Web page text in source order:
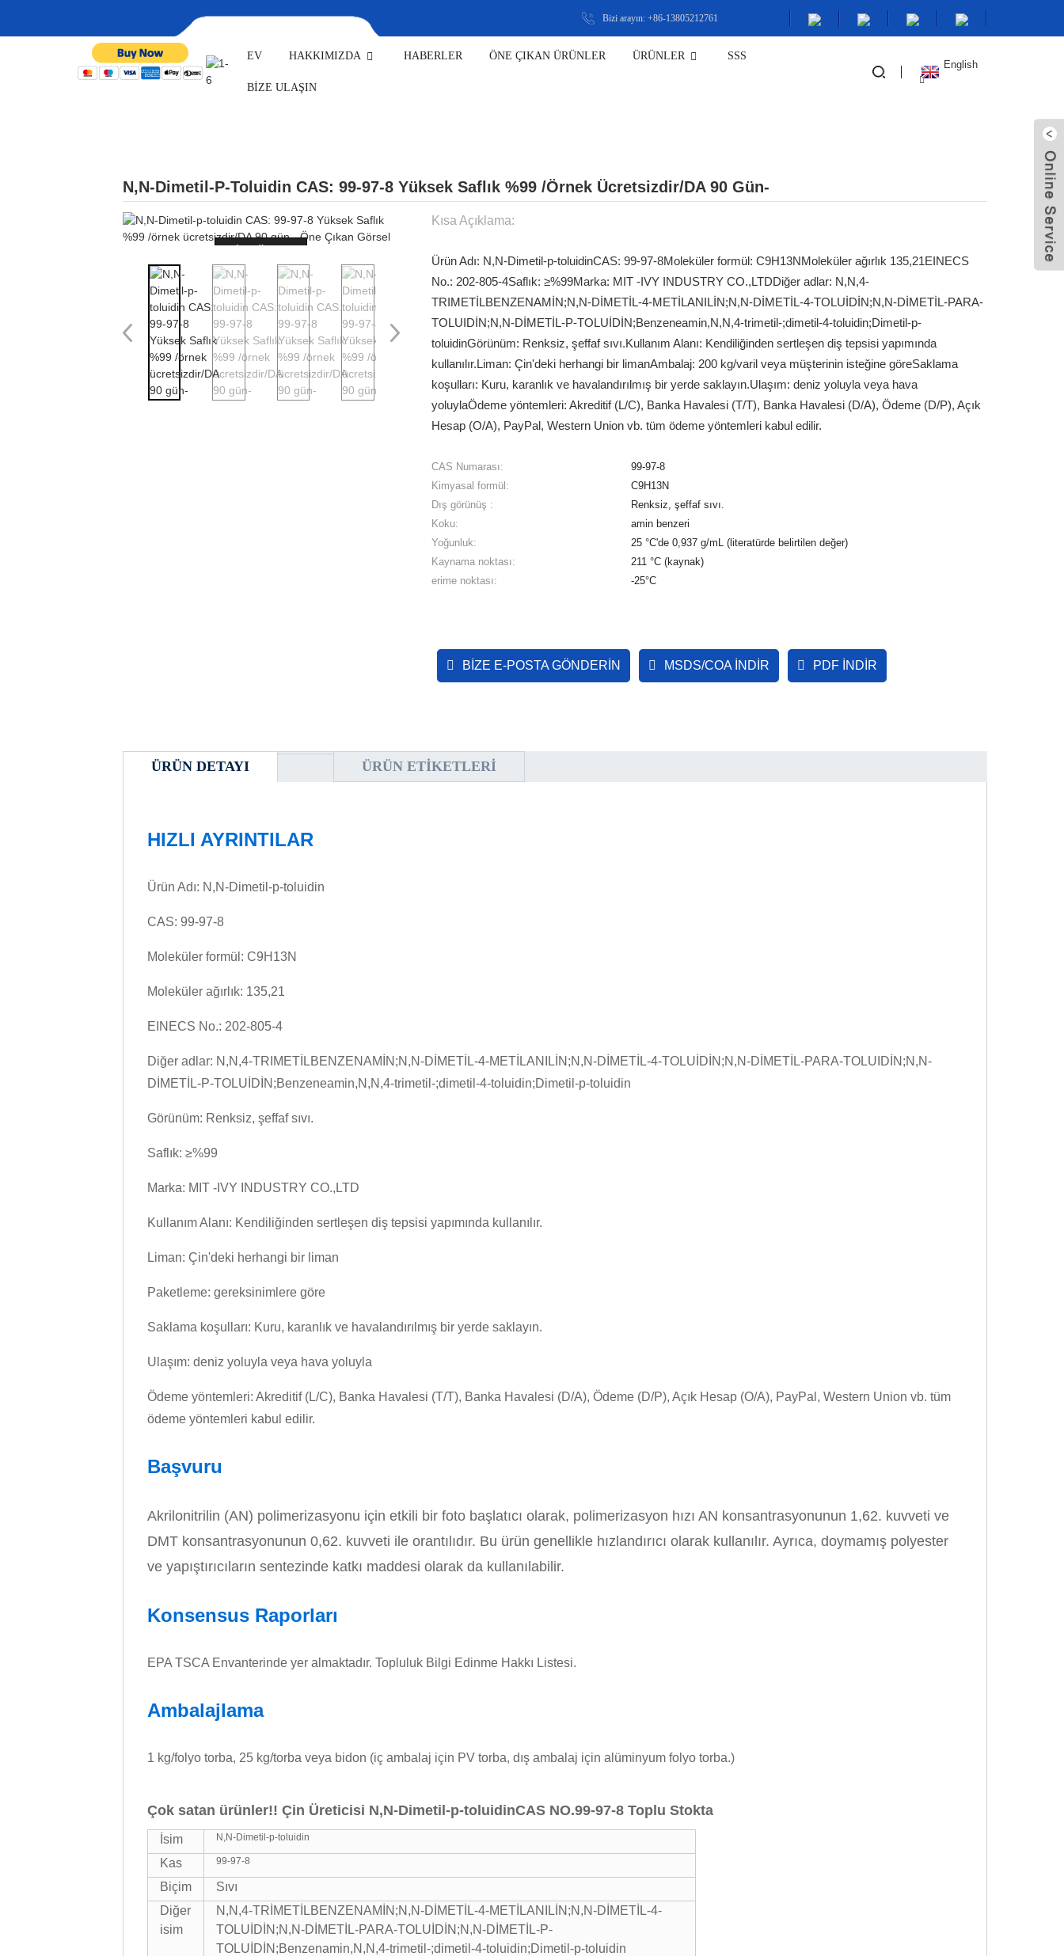
Bizi arayın: +86-13805212761
EV HAKKIMIZDA HABERLER ÖNE ÇIKAN ÜRÜNLER ÜRÜNLER SSS
BİZE ULAŞIN
English
ÜRÜNLER İLAÇ ARA MADDELERI
N,N-Dimetil-P-Toluidin CAS: 99-97-8 Yüksek Saflık %99 /örnek Ücretsizdir/DA 90 Gün-
Loading...
Kısa Açıklama:
Ürün Adı: N,N-Dimetil-p-toluidinCAS: 99-97-8Moleküler formül: C9H13N Moleküler ağırlık 135,21EINECS
No.: 202-805-4Saflık: ≥%99Marka: MIT -IVY INDUSTRY CO.,LTDDiğer adlar: N,N,4-
TRIMETİLBENZENAMİN;N,N-DİMETİL-4-METİLANILİN;N,N-DİMETİL-4-TOLUİDİN;N,N-DİMETİL-PARA-
TOLUIDİN;N,N-DİMETİL-P-TOLUİDİN;Benzeneamin,N,N,4-trimetil-;dimetil-4-toluidin;Dimetil-p-
toluidinGörünüm: Renksiz, şeffaf sıvı.Kullanım Alanı: Kendiliğinden sertleşen diş tepsisi yapımında
kullanılır. Liman: Çin'deki herhangi bir limanAmbalaj: 200 kg/varil veya müşterinin isteğine göreSaklama
koşulları: Kuru, karanlık ve havalandırılmış bir yerde saklayın.Ulaşım: deniz yoluyla veya hava
yoluylaÖdeme yöntemleri: Akreditif (L/C), Banka Havalesi (T/T), Banka Havalesi (D/A), Ödeme (D/P), Açık
Hesap (O/A), PayPal, Western Union vb. tüm ödeme yöntemleri kabul edilir.
CAS Numarası:
99-97-8
Kimyasal formül:
C9H13N
Dış görünüş :
Renksiz, şeffaf sıvı.
Koku:
amin benzeri
Yoğunluk:
25 °C'de 0,937 g/mL (literatürde belirtilen değer)
Kaynama noktası:
211 °C (kaynak)
erime noktası:
-25°C
BIZE E-POSTA GÖNDERIN MSDS/COA İNDIR PDF İNDIR
ÜRÜN DETAYI ÜRÜN ETIKETLERI
HIZLI AYRINTILAR
Ürün Adı: N,N-Dimetil-p-toluidin
CAS: 99-97-8
Moleküler formül: C9H13N
Moleküler ağırlık: 135,21
EINECS No.: 202-805-4
Diğer adlar: N,N,4-TRIMETİLBENZENAMİN;N,N-DİMETİL-4-METİLANILİN;N,N-DİMETİL-4-TOLUİDİN;N,N-DİMETİL-PARA-TOLUIDİN;N,N-
DİMETİL-P-TOLUİDİN;Benzeneamin,N,N,4-trimetil-;dimetil-4-toluidin;Dimetil-p-toluidin
Görünüm: Renksiz, şeffaf sıvı.
Saflık: ≥%99
Marka: MIT -IVY INDUSTRY CO.,LTD
Kullanım Alanı: Kendiliğinden sertleşen diş tepsisi yapımında kullanılır.
Liman: Çin'deki herhangi bir liman
Paketleme: gereksinimlere göre
Saklama koşulları: Kuru, karanlık ve havalandırılmış bir yerde saklayın.
Ulaşım: deniz yoluyla veya hava yoluyla
Ödeme yöntemleri: Akreditif (L/C), Banka Havalesi (T/T), Banka Havalesi (D/A), Ödeme (D/P), Açık Hesap (O/A), PayPal, Western Union vb. tüm
ödeme yöntemleri kabul edilir.
Başvuru
Akrilonitrilin (AN) polimerizasyonu için etkili bir foto başlatıcı olarak, polimerizasyon hızı AN konsantrasyonunun 1,62. kuvveti ve
DMT konsantrasyonunun 0,62. kuvveti ile orantılıdır. Bu ürün genellikle hızlandırıcı olarak kullanılır. Ayrıca, doymamış polyester
ve yapıştırıcıların sentezinde katkı maddesi olarak da kullanılabilir.
Konsensus Raporları
EPA TSCA Envanterinde yer almaktadır. Topluluk Bilgi Edinme Hakkı Listesi.
Ambalajlama
1 kg/folyo torba, 25 kg/torba veya bidon (iç ambalaj için PV torba, dış ambalaj için alüminyum folyo torba.)
Çok satan ürünler!! Çin Üreticisi N,N-Dimetil-p-toluidinCAS NO.99-97-8 Toplu Stokta
İsim N,N-Dimetil-p-toluidin
Kas 99-97-8
Biçim
Sıvı
Diğer
isim
N,N,4-TRİMETİLBENZENAMİN;N,N-DİMETİL-4-METİLANILİN;N,N-DİMETİL-4-
TOLUİDİN;N,N-DİMETİL-PARA-TOLUİDİN;N,N-DİMETİL-P-
TOLUİDİN;Benzenamin,N,N,4-trimetil-;dimetil-4-toluidin;Dimetil-p-toluidin